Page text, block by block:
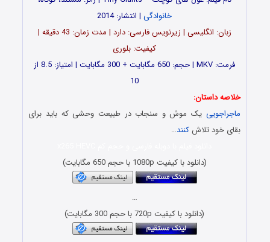
خانوادگی | انتشار: 2014
زبان: انگلیسی | زیرنویس فارسی: دارد | مدت زمان: 43 دقیقه |
کیفیت: بلوری
فرمت: MKV | حجم: 650 مگابایت + 300 مگابایت | امتیاز: 8.5 از
10
خلاصه داستان:
ماجراجویی یک موش و سنجاب در طبیعت وحشی که باید برای
بقای خود تلاشکنند…
(دانلود با کیفیت 1080p با حجم 650 مگابایت)
…
(دانلود با کیفیت 720p با حجم 300 مگابایت)